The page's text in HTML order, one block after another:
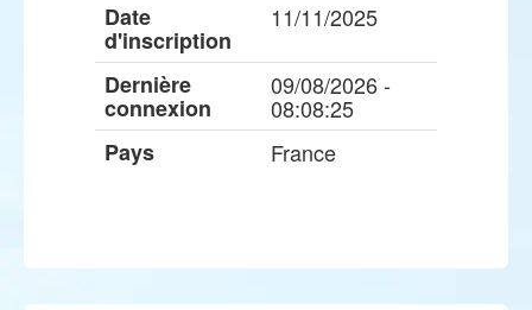
Date
d'inscription
11/11/2025
Dernière
connexion
09/08/2026 -
08:08:25
Pays
France